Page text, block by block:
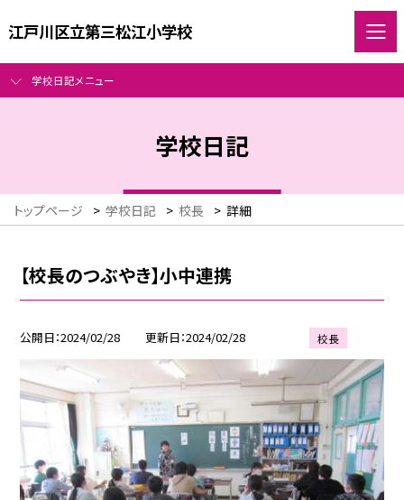
江戸川区立第三松江小学校
学校日記メニュー
学校日記
トップページ > 学校日記 > 校長 > 詳細
【校長のつぶやき】小中連携
公開日 2024/02/28 更新日 2024/02/28 校長